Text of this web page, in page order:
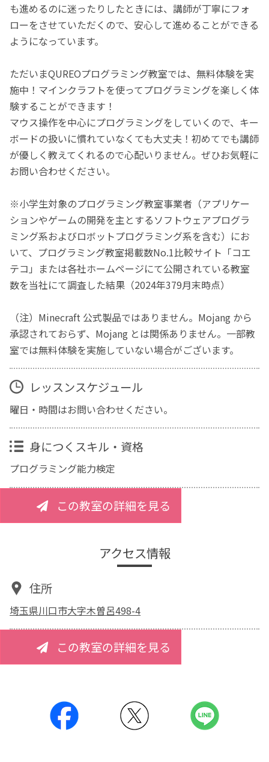
も進めるのに迷ったりしたときには、講師が丁寧にフォ
ローをさせていただくので、安心して進めることができる
ようになっています。
ただいまQUREOプログラミング教室では、無料体験を実
施中！マインクラフトを使ってプログラミングを楽しく体
験することができます！
マウス操作を中心にプログラミングをしていくので、キー
ボードの扱いに慣れていなくても大丈夫！初めてでも講師
が優しく教えてくれるので心配いりません。ぜひお気軽に
お問い合わせください。
※小学生対象のプログラミング教室事業者（アプリケー
ションやゲームの開発を主とするソフトウェアプログラ
ミング系およびロボットプログラミング系を含む）にお
いて、プログラミング教室掲載数No.1比較サイト「コエ
テコ」または各社ホームページにて公開されている教室
数を当社にて調査した結果（2024年379月末時点）
（注）Minecraft 公式製品ではありません。Mojang から
承認されておらず、Mojang とは関係ありません。一部教
室では無料体験を実施していない場合がございます。
レッスンスケジュール
曜日・時間はお問い合わせください。
身につくスキル・資格
プログラミング能力検定
この教室の詳細を見る
アクセス情報
住所
埼玉県川口市大字木曽呂498-4
この教室の詳細を見る